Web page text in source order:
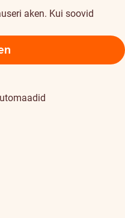
aken. Kui soovid